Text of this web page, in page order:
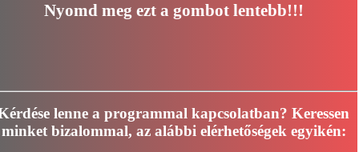
Nyomd meg ezt a gombot lentebb!!!
lenne a programmal kapcsolatban? Keressen
minket bizalommal, az alábbi elérhetőségek egyikén: